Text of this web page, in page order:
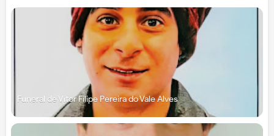
Funeral de Vítor Filipe Pereira do Vale Alves